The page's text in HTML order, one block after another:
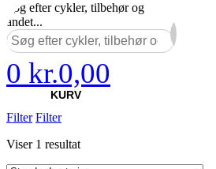
Søg efter cykler, tilbehør og
andet...
0 kr.0,00
KURV
Filter Filter
Viser 1 resultat